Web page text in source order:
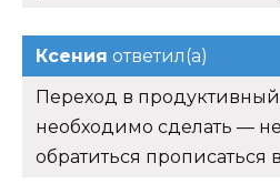
Ксения ответил(а)
Переход в
необходимо сделать —
обратиться прописаться